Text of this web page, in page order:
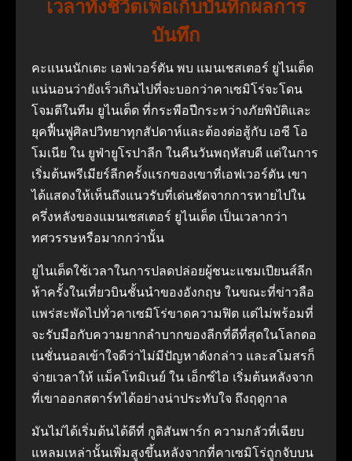
เวลาทั้งชีวิตเพื่อเก็บบันทึกผลการ
บันทึก
คะแนนนักเตะ เอฟเวอร์ตัน พบ แมนเชสเตอร์ ยูไนเต็ด
แน่นอนว่ายังเร็วเกินไปที่จะบอกว่าคาเซมิโร่จะโดน
โจมตีในทีม ยูไนเต็ด ที่กระพือปีกระหว่างภัยพิบัติและ
ยุคฟื้นฟูศิลปวิทยาทุกสัปดาห์และต้องต่อสู้กับ เอซี โอ
โมเนีย ใน ยูฟ่ายูโรปาลีก ในคืนวันพฤหัสบดี แต่ในการ
เริ่มต้นพรีเมียร์ลีกครั้งแรกของเขาที่เอฟเวอร์ตัน เขา
ได้แสดงให้เห็นถึงแนวรับที่เด่นชัดจากการหายไปใน
ครึ่งหลังของแมนเชสเตอร์ ยูไนเต็ด เป็นเวลากว่า
ทศวรรษหรือมากกว่านั้น
ยูไนเต็ดใช้เวลาในการปลดปล่อยผู้ชนะแชมเปียนส์ลีก
ห้าครั้งในเที่ยวบินชั้นนำของอังกฤษ ในขณะที่ข่าวลือ
แพร่สะพัดไปทั่วคาเซมิโร่ขาดความฟิต แต่ไม่พร้อมที่
จะรับมือกับความยากลำบากของลีกที่ดีที่สุดในโลกดอ
เนชั่นนอลเข้าใจดีว่าไม่มีปัญหาดังกล่าว และสโมสรก็
จ่ายเวลาให้ แม็คโทมิเนย์ ใน เอ็กซ์ไอ เริ่มต้นหลังจาก
ที่เขาออกสตาร์ทได้อย่างน่าประทับใจ ถึงฤดูกาล
มันไม่ได้เริ่มต้นได้ดีที่ กูดิสันพาร์ก ความกลัวที่เฉียบ
แหลมเหล่านั้นเพิ่มสูงขึ้นหลังจากที่คาเซมิโร่ถูกจับบน